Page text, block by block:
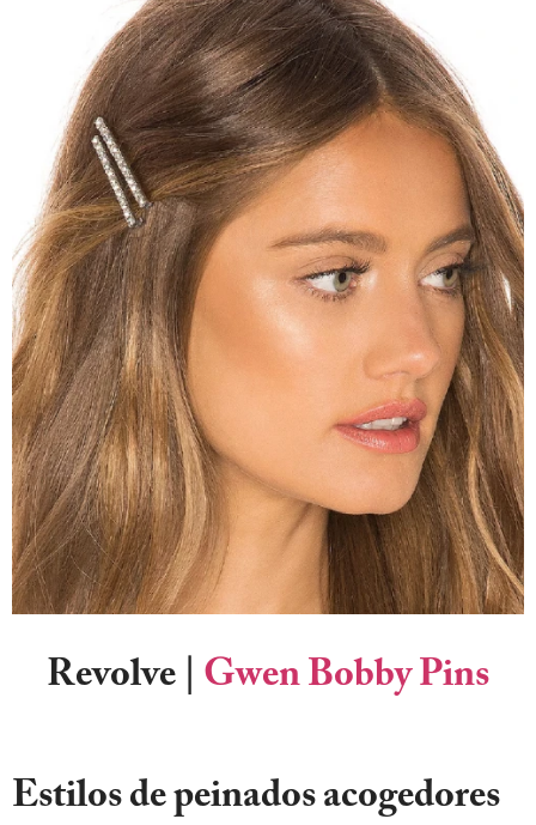
Revolve Gwen Bobby Pins
Estilos de peinados acogedores